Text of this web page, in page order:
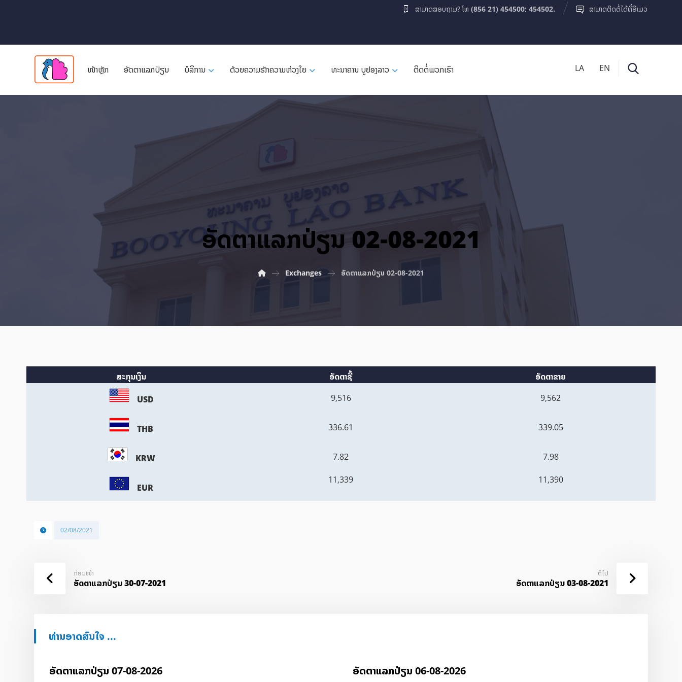
ສາມາດຕິດຕໍ່ໄດ້ທີ່ອີເມວ
ສາມາດສອບຖາມ? ໂທ(856 21) 454500; 454502.
ໜ້າຫຼັກ ອັດ​ຕາ​ແລກ​ປ່ຽນ ບໍລິການ ດ້ວຍຄວາມຮັກຄວາມຫ່ວງໃຍ ທະນາຄານ ບູຢອງລາວ ຕິດຕໍ່ພວກເຮົາ LA EN
ອັດ​ຕາ​ແລກ​ປ່ຽນ 02-08-2021
Exchanges ອັດ​ຕາ​ແລກ​ປ່ຽນ 02-08-2021
ສະກຸນເງິນ ອັດຕາຊື້ ອັດຕາຂາຍ
USD 9,516 9,562
THB 336.61 339.05
KRW 7.82 7.98
EUR
11,339 11,390
02/08/2021
ກ່ອນໜ້າ
ອັດ​ຕາ​ແລກ​ປ່ຽນ 30-07-2021
ຕໍ່ໄປ
ອັດ​ຕາ​ແລກ​ປ່ຽນ 03-08-2021
ທ່ານອາດສົນໃຈ ...
ອັດ​ຕາ​ແລກ​ປ່ຽນ 07-08-2026 ອັດ​ຕາ​ແລກ​ປ່ຽນ 06-08-2026